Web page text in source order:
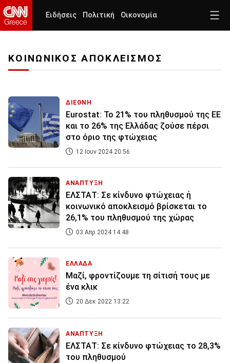
Ειδήσεις Πολιτική Οικονομία
ΚΟΙΝΩΝΙΚΟΣ ΑΠΟΚΛΕΙΣΜΟΣ
ΔΙΕΘΝΗ
Eurostat: Το 21% του πληθυσμού της ΕΕ
και το 26% της Ελλάδας ζούσε πέρσι
στο όριο της φτώχειας
12 Ιουν 2024 20:56
ΑΝΑΠΤΥΞΗ
ΕΛΣΤΑΤ: Σε κίνδυνο φτώχειας ή
κοινωνικό αποκλεισμό βρίσκεται το
26,1% του πληθυσμού της χώρας
03 Απρ 2024 14:48
ΕΛΛΑΔΑ
Μαζί, φροντίζουμε τη σίτισή τους με
ένα κλικ
20 Δεκ 2022 13:22
ΑΝΑΠΤΥΞΗ
ΕΛΣΤΑΤ: Σε κίνδυνο φτώχειας το 28,3%
του πληθυσμού